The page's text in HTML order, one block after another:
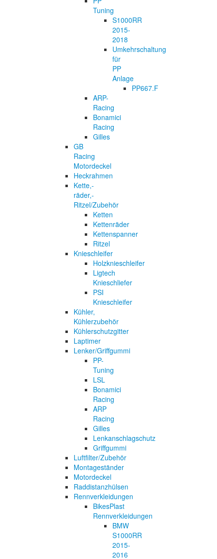
Tuning
S1000RR
2015-
2018
Umkehrschaltung
für
PP
Anlage
PP667.F
ARP-
Racing
Bonamici
Racing
Gilles
GB
Racing
Motordeckel
Heckrahmen
Kette,-
räder,-
Ritzel/Zubehör
Ketten
Kettenräder
Kettenspanner
Ritzel
Knieschleifer
Holzknieschleifer
Ligtech
Knieschliefer
PSI
Knieschleifer
Kühler,
Kühlerzubehör
Kühlerschutzgitter
Laptimer
Lenker/Griffgummi
PP-
Tuning
LSL
Bonamici
Racing
ARP
Racing
Gilles
Lenkanschlagschutz
Griffgummi
Luftfilter/Zubehör
Montageständer
Motordeckel
Raddistanzhülsen
Rennverkleidungen
BikesPlast
Rennverkleidungen
BMW
S1000RR
2015-
2016